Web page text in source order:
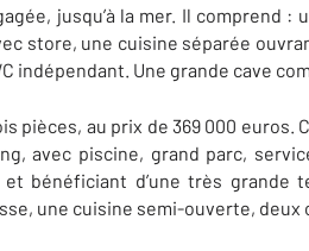
jusqu’à la mer. Il comprend :
store, une cuisine séparée
indépendant. Une grande cave
pièces, au prix de 369 000
avec piscine, grand parc,
bénéficiant d’une très grande
une cuisine semi-ouverte, deux